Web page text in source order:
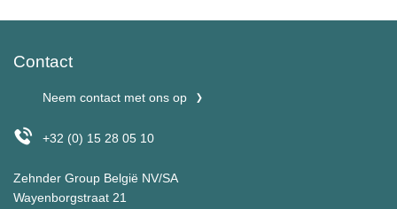
Contact
Neem contact met ons op
+32 (0) 15 28 05 10
Zehnder Group België NV/SA
Wayenborgstraat 21